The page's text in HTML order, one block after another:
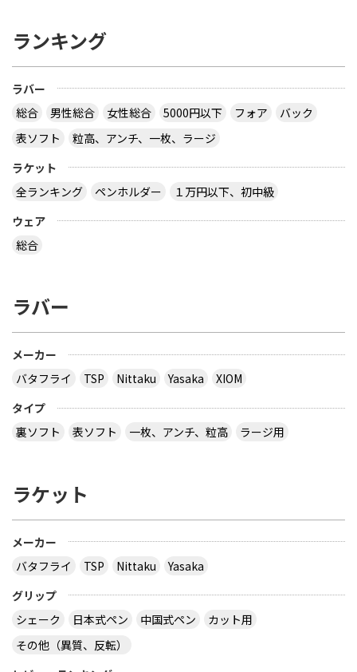
ランキング
ラバー
総合
男性総合 女性総合 5000円以下 フォア
バック
表ソフト
粒高、アンチ、一枚、ラージ
ラケット
全ランキング
ペンホルダー
１万円以下、初中級
ウェア
総合
ラバー
メーカー
バタフライ
TSP Nittaku Yasaka
XIOM
タイプ
裏ソフト
表ソフト 一枚、アンチ、粒高 ラージ用
ラケット
メーカー
バタフライ
TSP Nittaku
Yasaka
グリップ
シェーク
日本式ペン 中国式ペン
カット用
その他（異質、反転）